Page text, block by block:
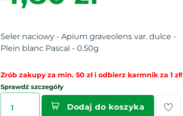
Seler naciowy - Apium graveolens var. dulce -
Plein blanc Pascal - 0.50g
Zrób zakupy za min. 50 zł i odbierz karmnik za 1 zł!
Sprawdź szczegóły
Dodaj do koszyka